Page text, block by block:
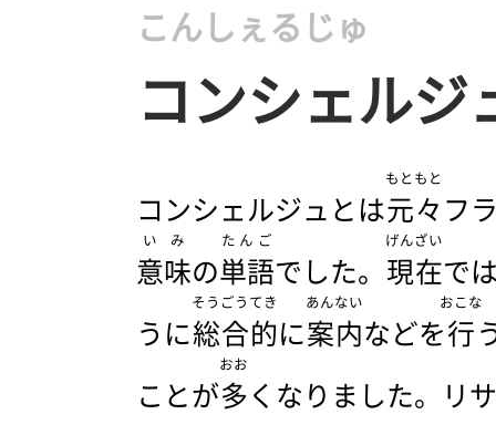
こんしぇるじゅ
コンシェルジ
コンシェルジュとは元々
もともと
フ
意味
いみ
の単語
たんご
でした。 現在
げんざい
で
うに総合的
そうごうてき
に案内
あんない
などを行
おこな
ことが多
おお
くなりました。リ